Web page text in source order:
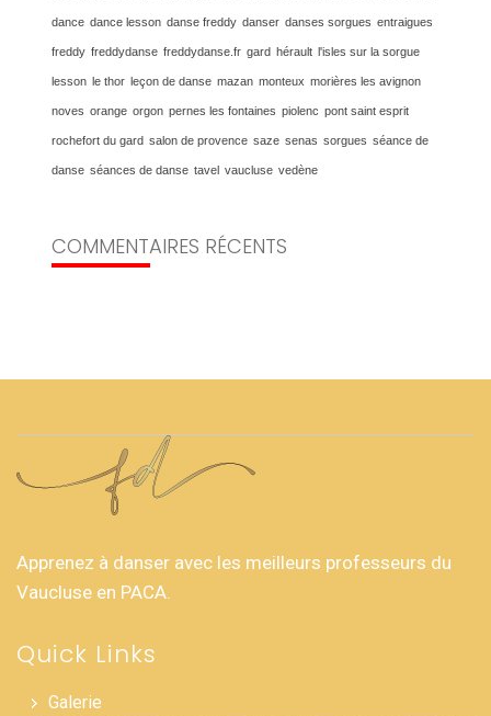
dance dance lesson danse freddy danser danses sorgues entraigues
freddy freddydanse freddydanse.fr gard hérault l'isles sur la sorgue
lesson le thor leçon de danse mazan monteux morières les avignon
noves orange orgon pernes les fontaines piolenc pont saint esprit
rochefort du gard salon de provence saze senas sorgues séance de
danse séances de danse tavel vaucluse vedène
COMMENTAIRES RÉCENTS
Apprenez à danser avec les meilleurs professeurs du
Vaucluse en PACA.
Quick Links
Galerie